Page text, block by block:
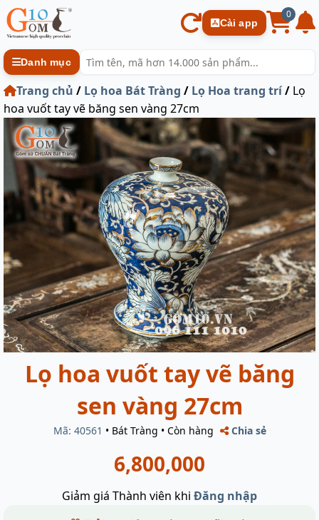
Cài app
0
Danh mục
Trang chủ / Lọ hoa Bát Tràng / Lọ Hoa trang trí/ Lọ
hoa vuốt tay vẽ băng sen vàng 27cm
Lọ hoa vuốt tay vẽ băng
sen vàng 27cm
Mã: 40561 • Bát Tràng • Còn hàng Chia sẻ
6,800,000
Giảm giá Thành viên khi Đăng nhập